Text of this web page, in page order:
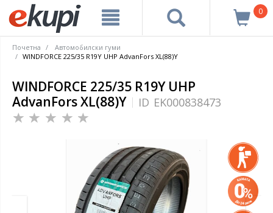
0
Почетна
Автомобилски гуми
WINDFORCE 225/35 R19Y UHP AdvanFors XL(88)Y
WINDFORCE 225/35 R19Y UHP
AdvanFors XL(88)Y
ID EK000838473